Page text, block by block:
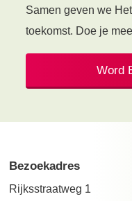
Samen geven we
toekomst. Doe je
Word
Bezoekadres
Rijksstraatweg 1